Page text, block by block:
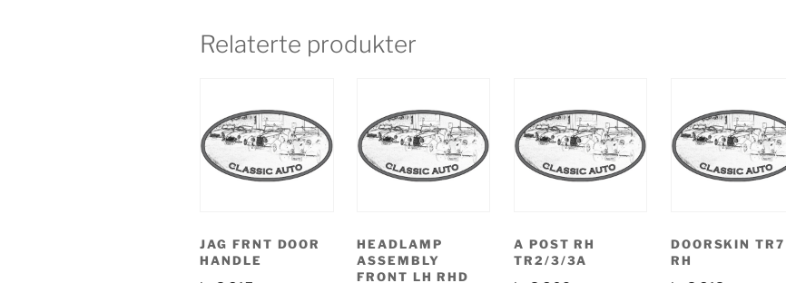
Relaterte produkter
JAG FRNT DOOR
HANDLE
HEADLAMP
ASSEMBLY
FRONT LH RHD
A POST RH
TR2/3/3A
DOORSKIN TR7
RH